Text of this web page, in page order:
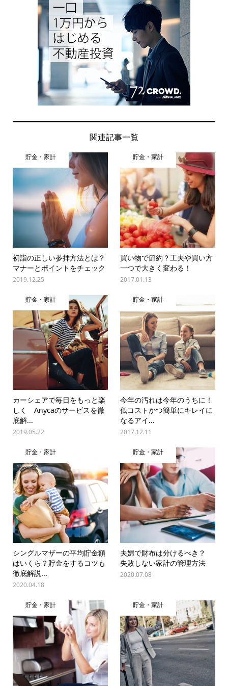
関連記事一覧
貯金・家計
初詣の正しい参拝方法とは？
マナーとポイントをチェック
2019.12.25
貯金・家計
買い物で節約？工夫や買い方
一つで大きく変わる！
2017.01.13
貯金・家計
カーシェアで毎日をもっと楽
しく Anycaのサービスを徹
底解...
2019.05.22
貯金・家計
今年の汚れは今年のうちに！
低コストかつ簡単にキレイに
なるアイ...
2017.12.11
貯金・家計
シングルマザーの平均貯金額
はいくら？貯金をするコツも
徹底解説...
2020.04.18
貯金・家計
夫婦で財布は分けるべき？
失敗しない家計の管理方法
2020.07.08
貯金・家計 貯金・家計